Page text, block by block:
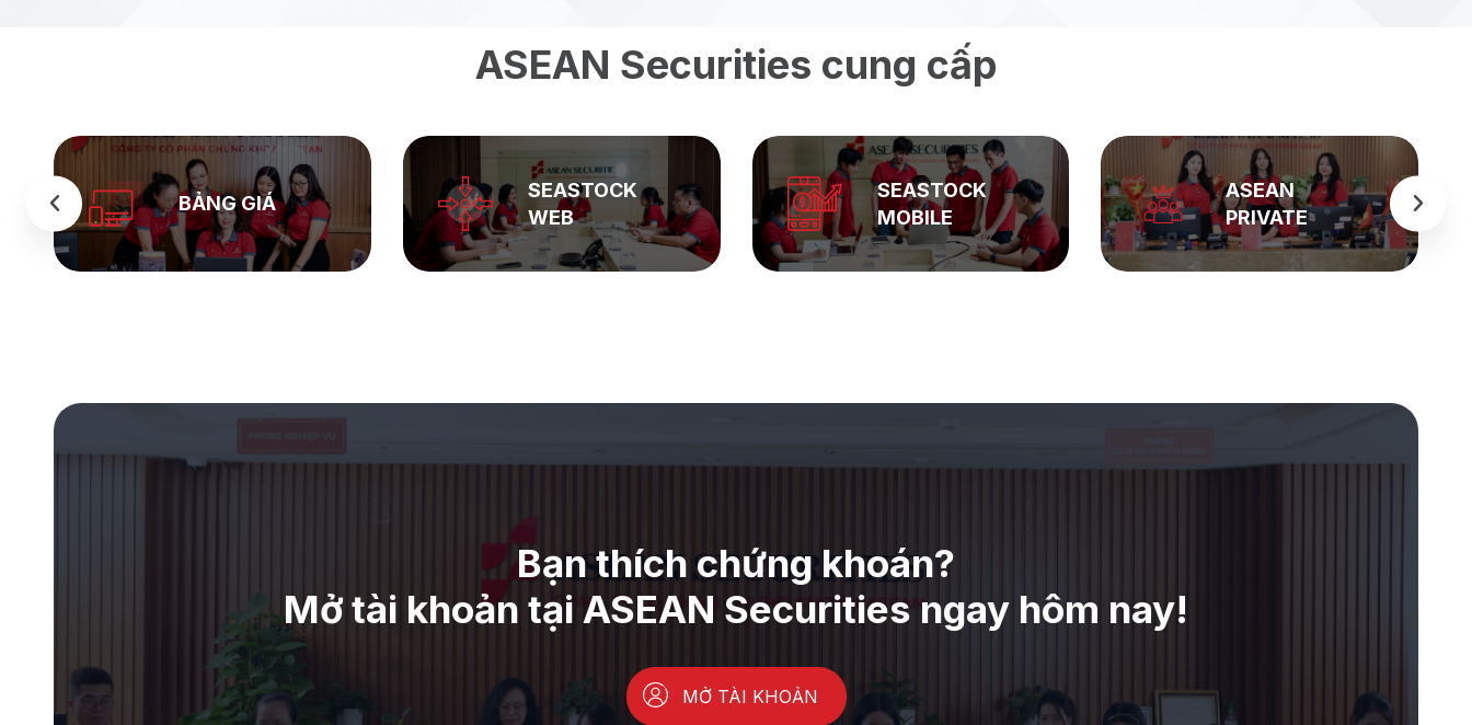
ASEAN Securities cung cấp
BẢNG GIÁ
SEASTOCK
WEB
SEASTOCK
MOBILE
ASEAN
PRIVATE
Bạn thích chứng khoán?
Mở tài khoản tại ASEAN Securities ngay hôm nay!
MỞ TÀI KHOẢN